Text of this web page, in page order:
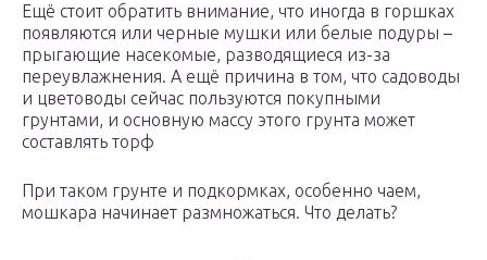
Ещё стоит обратить внимание, что иногда в горшках
появляются или черные мушки или белые подуры –
прыгающие насекомые, разводящиеся из-за
переувлажнения. А ещё причина в том, что садоводы
и цветоводы сейчас пользуются покупными
грунтами, и основную массу этого грунта может
составлять торф
При таком грунте и подкормках, особенно чаем,
мошкара начинает размножаться. Что делать?